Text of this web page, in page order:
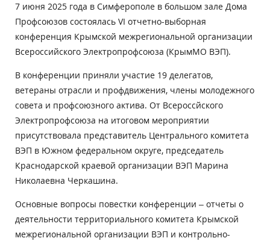
7 июня 2025 года в Симферополе в большом зале Дома
Профсоюзов состоялась VI отчетно-выборная
конференция Крымской межрегиональной организации
Всероссийского Электропрофсоюза (КрымМО ВЭП).
В конференции приняли участие 19 делегатов,
ветераны отрасли и профдвижения, члены молодежного
совета и профсоюзного актива. От Всероссйского
Электропрофсоюза на итоговом мероприятии
присутствовала представитель Центрального комитета
ВЭП в Южном федеральном округе, председатель
Краснодарской краевой организации ВЭП Марина
Николаевна Черкашина.
Основные вопросы повестки конференции – отчеты о
деятельности территориального комитета Крымской
межрегиональной организации ВЭП и контрольно-